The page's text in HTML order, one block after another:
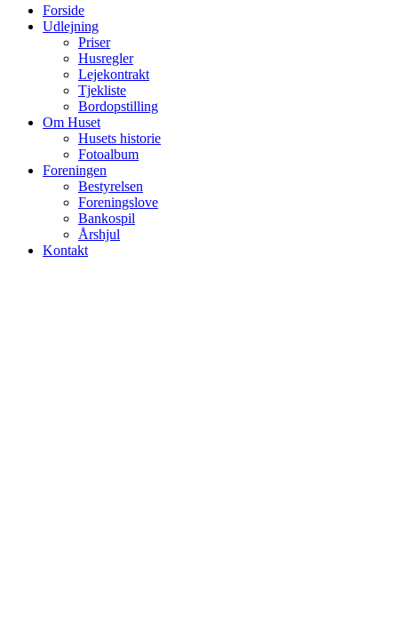
Close
Menu
Forside
Udlejning
Priser
Husregler
Lejekontrakt
Tjekliste
Bordopstilling
Om Huset
Husets historie
Fotoalbum
Foreningen
Bestyrelsen
Foreningslove
Bankospil
Årshjul
Kontakt